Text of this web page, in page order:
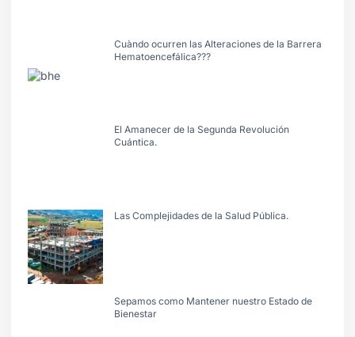
Cuàndo ocurren las Alteraciones de la Barrera
Hematoencefálica???
El Amanecer de la Segunda Revolución
Cuántica.
Las Complejidades de la Salud Pública.
Sepamos como Mantener nuestro Estado de
Bienestar